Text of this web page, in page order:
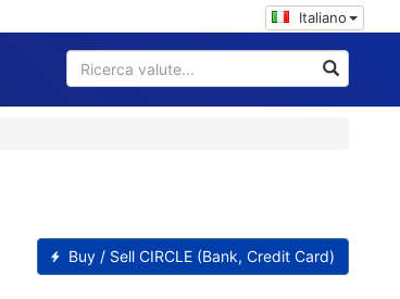
Italiano
Buy / Sell CIRCLE (Bank, Credit Card)